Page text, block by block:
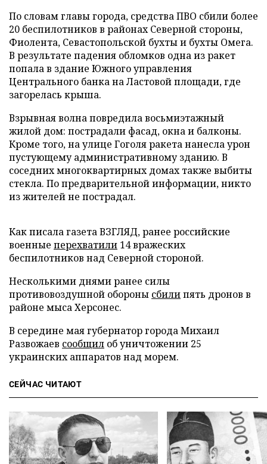
По словам главы города, средства ПВО сбили более
20 беспилотников в районах Северной стороны,
Фиолента, Севастопольской бухты и бухты Омега.
В результате падения обломков одна из ракет
попала в здание Южного управления
Центрального банка на Ластовой площади, где
загорелась крыша.
Взрывная волна повредила восьмиэтажный
жилой дом: пострадали фасад, окна и балконы.
Кроме того, на улице Гоголя ракета нанесла урон
пустующему административному зданию. В
соседних многоквартирных домах также выбиты
стекла. По предварительной информации, никто
из жителей не пострадал.
Как писала газета ВЗГЛЯД, ранее российские
военные перехватили 14 вражеских
беспилотников над Северной стороной.
Несколькими днями ранее силы
противовоздушной обороны сбилипять дронов в
районе мыса Херсонес.
В середине мая губернатор города Михаил
Развожаев сообщил об уничтожении 25
украинских аппаратов над морем.
СЕЙЧАС ЧИТАЮТ